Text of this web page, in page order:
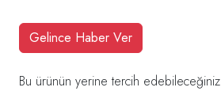
Gelince Haber Ver
Bu ürünün yerine tercih